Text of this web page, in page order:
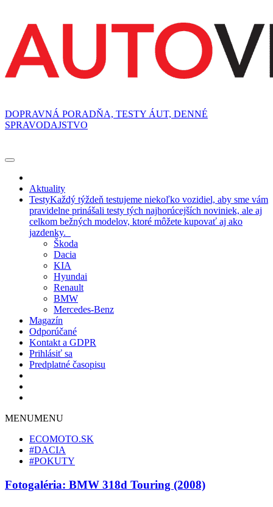
DOPRAVNÁ PORADŇA, TESTY ÁUT, DENNÉ
SPRAVODAJSTVO
Aktuality
TestyKaždý týždeň testujeme niekoľko vozidiel, aby sme vám
pravidelne prinášali testy tých najhorúcejších noviniek, ale aj
celkom bežných modelov, ktoré môžete kupovať aj ako
jazdenky.
Škoda
Dacia
KIA
Hyundai
Renault
BMW
Mercedes-Benz
Magazín
Odporúčané
Kontakt a GDPR
Prihlásiť sa
Predplatné časopisu
MENUMENU
ECOMOTO.SK
#DACIA
#POKUTY
Fotogaléria: BMW 318d Touring (2008)